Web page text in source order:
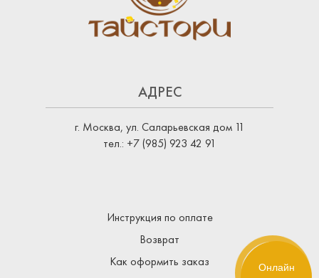
АДРЕС
г. Москва, ул. Саларьевская дом 11
тел.: +7 (985) 923 42 91
Инструкция по оплате
Возврат
Как оформить заказ
Онлайн